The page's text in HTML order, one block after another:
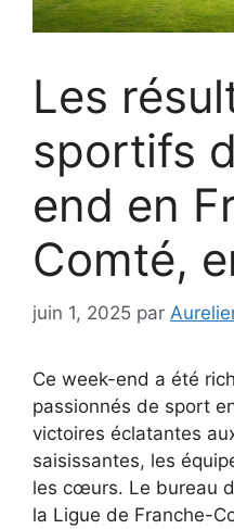
Les
sportifs
end en
Comté,
juin 1, 2025 par
Ce week-end a été
passionnés de sport
victoires éclatantes
saisissantes, les
les cœurs. Le bureau
la Ligue de Franche-